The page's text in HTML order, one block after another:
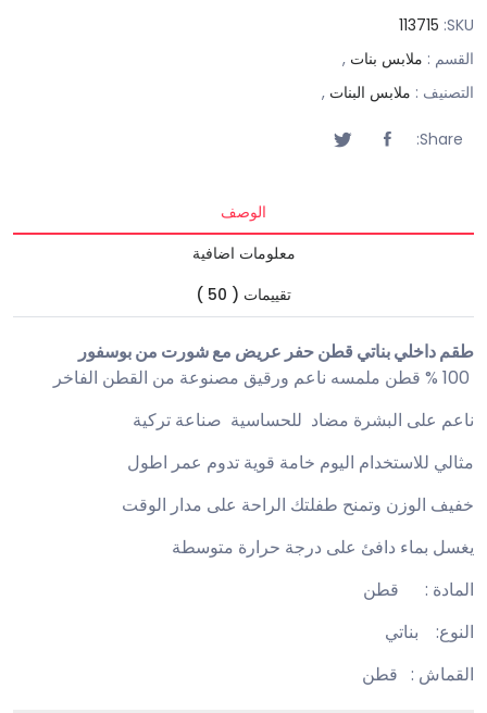
SKU:
113715
القسم : ملابس بنات ,
التصنيف : ملابس البنات ,
Share:
الوصف
معلومات اضافية
تقييمات ( 50 )
طقم داخلي بناتي قطن حفر عريض مع شورت من بوسفور
ناعم على البشرة مضاد للحساسية صناعة تركية
مثالي للاستخدام اليوم خامة قوية تدوم عمر اطول
خفيف الوزن وتمنح طفلتك الراحة على مدار الوقت
يغسل بماء دافئ على درجة حرارة متوسطة
المادة : قطن
النوع: بناتي
القماش : قطن